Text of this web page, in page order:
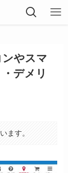
やスマ
デメリ
ます。